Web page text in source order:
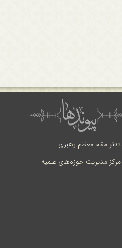
دفتر مقام معظم رهبری
مرکز مدیریت حوزه‌های علمیه